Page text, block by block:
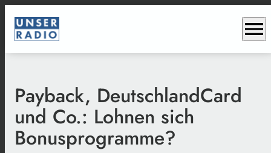
menu
Payback, DeutschlandCard
und Co.: Lohnen sich
Bonusprogramme?